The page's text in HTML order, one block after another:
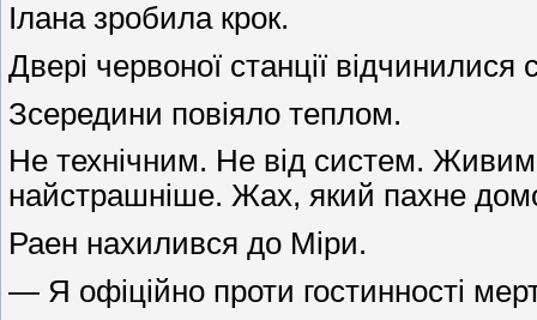
Ілана зробила крок.
Двері червоної станції відчинилися
Зсередини повіяло теплом.
Не технічним. Не від систем.
найстрашніше. Жах, який пахне
Раен нахилився до Міри.
— Я офіційно проти гостинності